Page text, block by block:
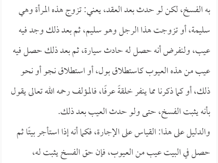
به الفسخ، لكن لو حدث بعد العقد، يعني: تزوج هذه المرأة وهي
سليمة، أو تزوجت هذا الرجل وهو سليم، ثم بعد ذلك وجد فيه
عيب، ولنفرض أنه حصل له حادث سيارة، ثم بعد ذلك حصل فيه
عيب من هذه العيوب كاستطلاق بول، أو استطلاق نجو أو نحو
ذلك، أو كما ذكرنا مما ينفر خلقةً عرفًا، فالمؤلف رحمه الله تعالى يقول
بأنه يثبت الفسخ، حتى ولو حدث العيب بعد ذلك.
والدليل على هذا: القياس على الإجارة، فكما أنه إذا استأجر بيتًا ثم
حصل في البيت عيب من العيوب، فإن حق الفسخ يثبت له،